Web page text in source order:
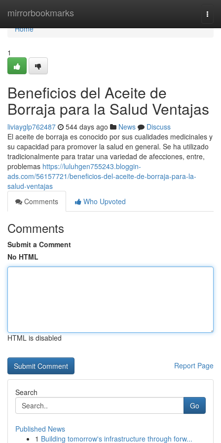
mirrorbookmarks
Home
Home
1
Beneficios del Aceite de
Borraja para la Salud Ventajas
liviayglp762487 544 days ago News
Discuss
El aceite de borraja es conocido por sus cualidades medicinales y
su capacidad para promover la salud en general. Se ha utilizado
tradicionalmente para tratar una variedad de afecciones, entre,
problemas https://luluhgen755243.bloggin-
ads.com/56157721/beneficios-del-aceite-de-borraja-para-la-
salud-ventajas
Comments
Who Upvoted
Comments
Submit a Comment
No HTML
HTML is disabled
Report Page
Search
Go
Published News
1 Building tomorrow's infrastructure through forw...